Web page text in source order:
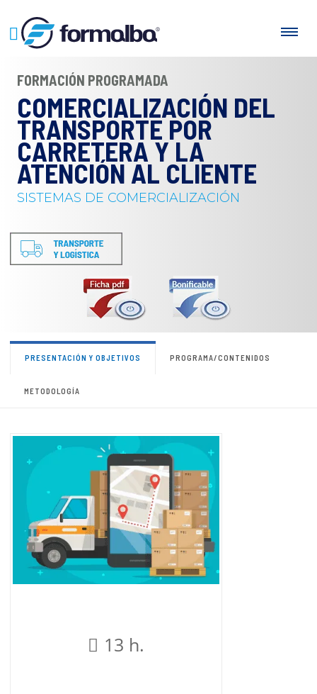
FORMACIÓN PROGRAMADA
COMERCIALIZACIÓN DEL
TRANSPORTE POR
CARRETERA Y LA
ATENCIÓN AL CLIENTE
SISTEMAS DE COMERCIALIZACIÓN
PRESENTACIÓN Y OBJETIVOS PROGRAMA/CONTENIDOS
METODOLOGÍA
13 h.